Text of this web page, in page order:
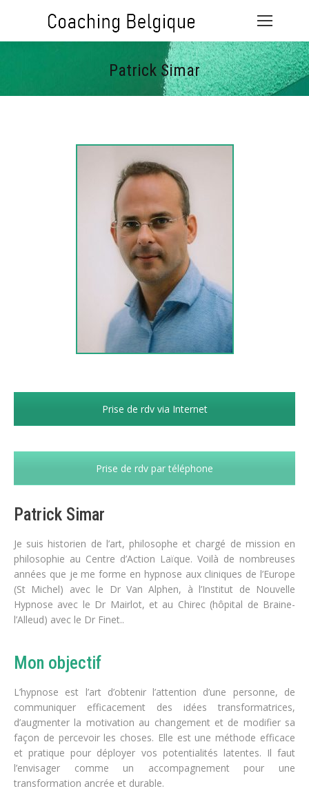
Patrick Simar
Vous êtes ici :
Prise de rdv via Internet
Prise de rdv par téléphone
Patrick Simar
Je suis historien de l’art, philosophe et chargé de mission en
philosophie au Centre d’Action Laïque. Voilà de nombreuses
années que je me forme en hypnose aux cliniques de l’Europe
(St Michel) avec le Dr Van Alphen, à l’Institut de Nouvelle
Hypnose avec le Dr Mairlot, et au Chirec (hôpital de Braine-
l’Alleud) avec le Dr Finet..
Mon objectif
L’hypnose est l’art d’obtenir l’attention d’une personne, de
communiquer efficacement des idées transformatrices,
d’augmenter la motivation au changement et de modifier sa
façon de percevoir les choses. Elle est une méthode efficace
et pratique pour déployer vos potentialités latentes. Il faut
l’envisager comme un accompagnement pour une
transformation ancrée et durable.